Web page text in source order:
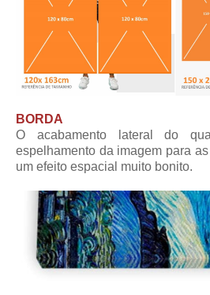
BORDA
O acabamento lateral do
espelhamento da imagem para
um efeito espacial muito bonito.